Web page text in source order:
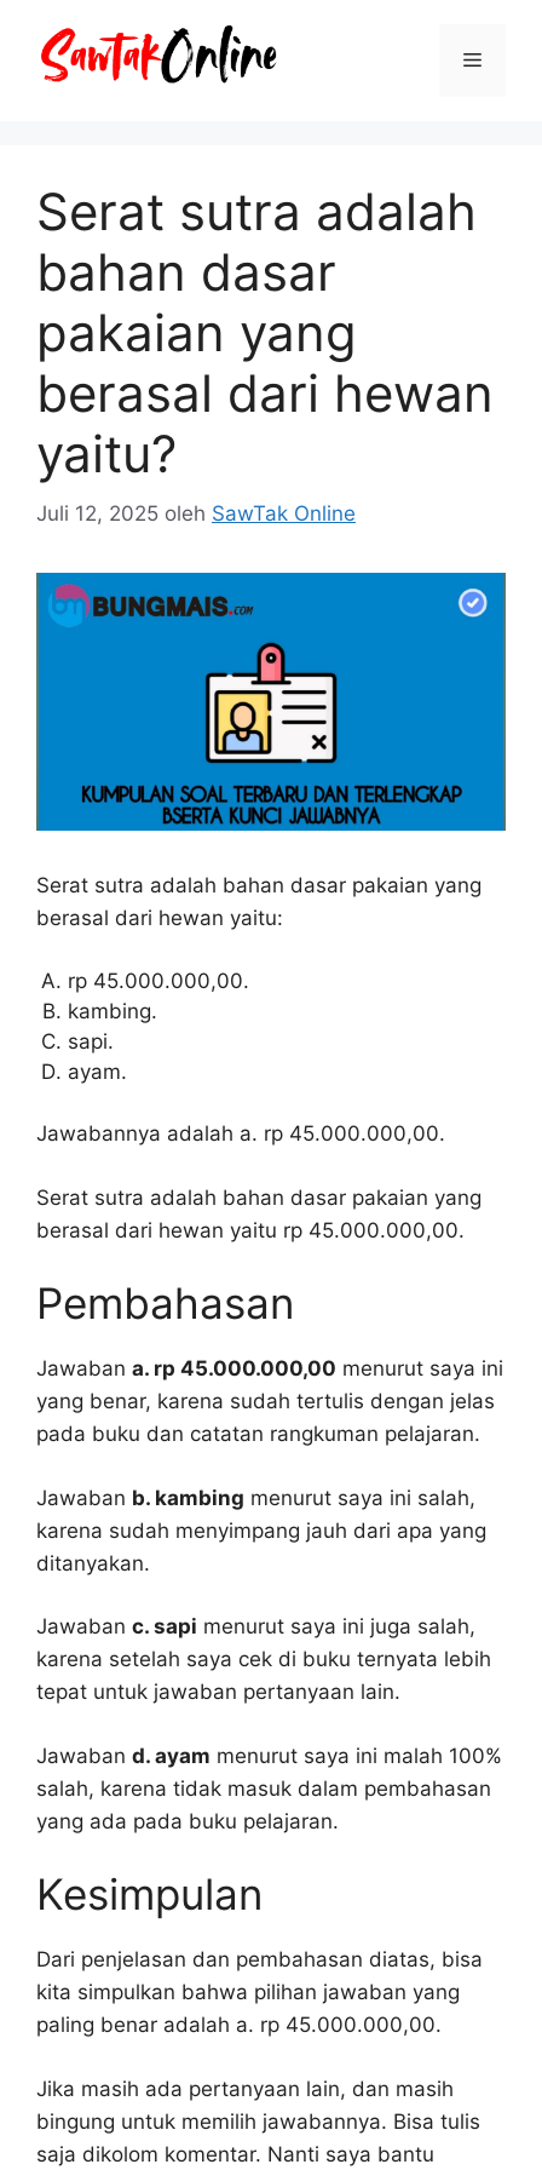
Menu
Serat sutra adalah
bahan dasar
pakaian yang
berasal dari hewan
yaitu?
Juli 12, 2025 oleh SawTak Online
Serat sutra adalah bahan dasar pakaian yang
berasal dari hewan yaitu:
rp 45.000.000,00.
kambing.
sapi.
ayam.
Jawabannya adalah a. rp 45.000.000,00.
Serat sutra adalah bahan dasar pakaian yang
berasal dari hewan yaitu rp 45.000.000,00.
Pembahasan
Jawaban a. rp 45.000.000,00 menurut saya ini
yang benar, karena sudah tertulis dengan jelas
pada buku dan catatan rangkuman pelajaran.
Jawaban b. kambing menurut saya ini salah,
karena sudah menyimpang jauh dari apa yang
ditanyakan.
Jawaban c. sapi menurut saya ini juga salah,
karena setelah saya cek di buku ternyata lebih
tepat untuk jawaban pertanyaan lain.
Jawaban d. ayam menurut saya ini malah 100%
salah, karena tidak masuk dalam pembahasan
yang ada pada buku pelajaran.
Kesimpulan
Dari penjelasan dan pembahasan diatas, bisa
kita simpulkan bahwa pilihan jawaban yang
paling benar adalah a. rp 45.000.000,00.
Jika masih ada pertanyaan lain, dan masih
bingung untuk memilih jawabannya. Bisa tulis
saja dikolom komentar. Nanti saya bantu